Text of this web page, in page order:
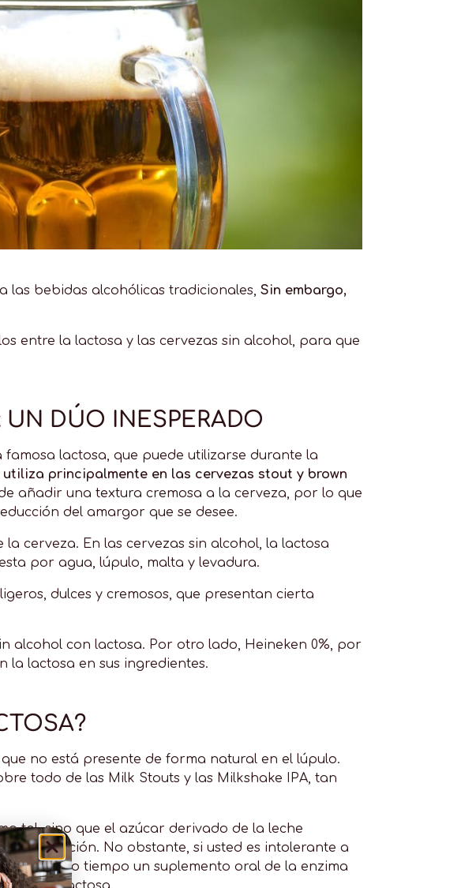
las bebidas alcohólicas tradicionales, Sin embargo,
entre la lactosa y las cervezas sin alcohol, para que
DÚO INESPERADO
lactosa, que puede utilizarse durante la
principalmente en las cervezas stout y brown
añadir una textura cremosa a la cerveza, por lo que
del amargor que se desee.
cerveza. En las cervezas sin alcohol, la lactosa
por agua, lúpulo, malta y levadura.
dulces y cremosos, que presentan cierta
alcohol con lactosa. Por otro lado, Heineken 0%, por
la lactosa en sus ingredientes.
no está presente de forma natural en el lúpulo.
todo de las Milk Stouts y las Milkshake IPA, tan
tal, sino que el azúcar derivado de la leche
elaboración. No obstante, si usted es intolerante a
al mismo tiempo un suplemento oral de la enzima